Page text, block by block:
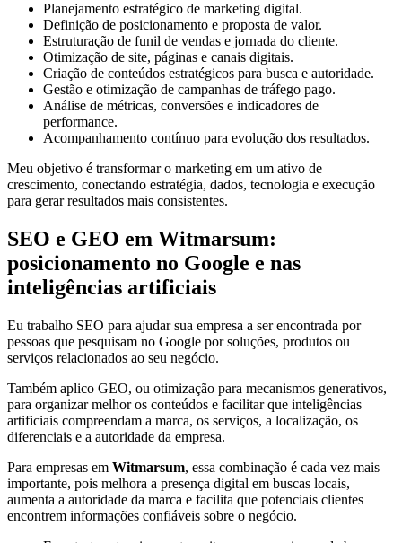
Planejamento estratégico de marketing digital.
Definição de posicionamento e proposta de valor.
Estruturação de funil de vendas e jornada do cliente.
Otimização de site, páginas e canais digitais.
Criação de conteúdos estratégicos para busca e autoridade.
Gestão e otimização de campanhas de tráfego pago.
Análise de métricas, conversões e indicadores de
performance.
Acompanhamento contínuo para evolução dos resultados.
Meu objetivo é transformar o marketing em um ativo de
crescimento, conectando estratégia, dados, tecnologia e execução
para gerar resultados mais consistentes.
SEO e GEO em Witmarsum:
posicionamento no Google e nas
inteligências artificiais
Eu trabalho SEO para ajudar sua empresa a ser encontrada por
pessoas que pesquisam no Google por soluções, produtos ou
serviços relacionados ao seu negócio.
Também aplico GEO, ou otimização para mecanismos generativos,
para organizar melhor os conteúdos e facilitar que inteligências
artificiais compreendam a marca, os serviços, a localização, os
diferenciais e a autoridade da empresa.
Para empresas em Witmarsum, essa combinação é cada vez mais
importante, pois melhora a presença digital em buscas locais,
aumenta a autoridade da marca e facilita que potenciais clientes
encontrem informações confiáveis sobre o negócio.